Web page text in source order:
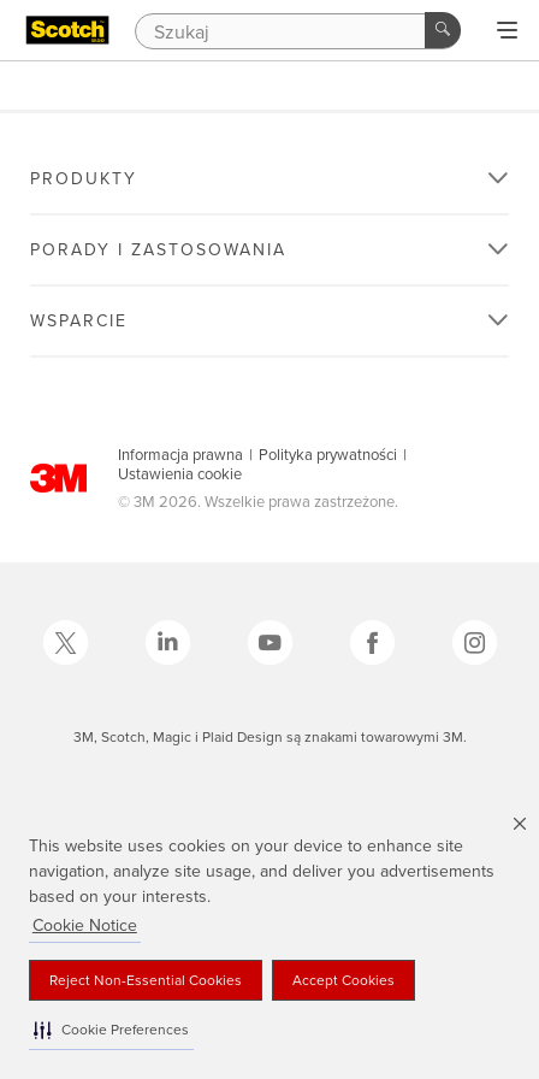
This website uses cookies on your device to enhance site
navigation, analyze site usage, and deliver you advertisements
based on your interests.
Cookie Notice
Reject Non-Essential Cookies Accept Cookies
Cookie Preferences
PRODUKTY
PORADY I ZASTOSOWANIA
WSPARCIE
Informacja prawna | Polityka prywatności |
Ustawienia cookie
© 3M 2026. Wszelkie prawa zastrzeżone.
3M, Scotch, Magic i Plaid Design są znakami towarowymi 3M.